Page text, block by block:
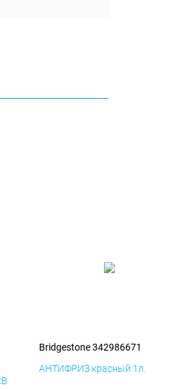
Bridgestone 342986671
АНТИФРИЗ красный 1л.